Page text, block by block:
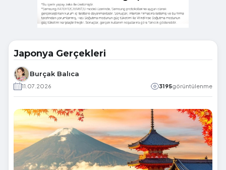
Japonya Gerçekleri
Burçak Balıca
11.07.2026 3195görüntülenme